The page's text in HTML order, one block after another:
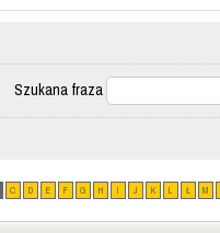
Szukana fraza
C D E F G H I J K L Ł M